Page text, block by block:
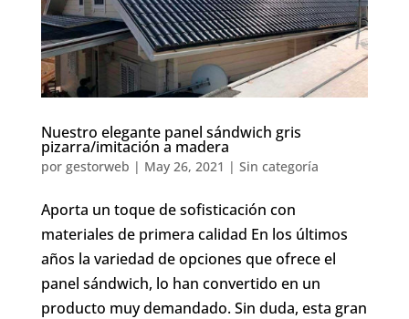
Nuestro elegante panel sándwich gris
pizarra/imitación a madera
por gestorweb | May 26, 2021 | Sin categoría
Aporta un toque de sofisticación con
materiales de primera calidad En los últimos
años la variedad de opciones que ofrece el
panel sándwich, lo han convertido en un
producto muy demandado. Sin duda, esta gran